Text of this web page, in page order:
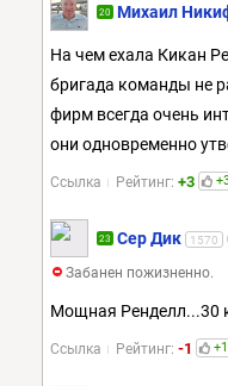
20 Михаил
На чем ехала Кикан
бригада команды не
фирм всегда очень
они одновременно
Ссылка Рейтинг: +3
23 Сер Дик 1570
Забанен пожизненно.
Мощная Ренделл...30
Ссылка Рейтинг: -1 +1